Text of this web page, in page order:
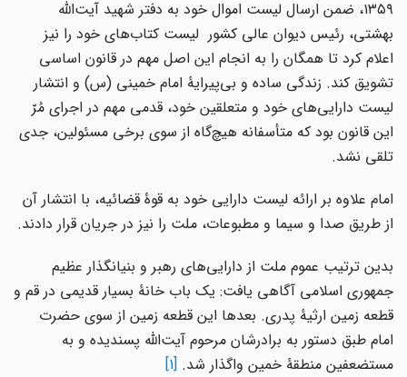
۱۳۵۹، ضمن ارسال لیست اموال خود به دفتر شهید آیت‌الله
بهشتی، رئیس دیوان عالی کشور لیست کتاب‌های خود را نیز
اعلام کرد تا همگان را به انجام این اصل مهم در قانون اساسی
تشویق کند. زندگی ساده و بی‌پیرایۀ امام خمینی (س) و انتشار
لیست دارایی‌های خود و متعلقین خود، قدمی مهم در اجرای مُرّ
این قانون بود که متأسفانه هیچ‌گاه از سوی برخی مسئولین، جدی
تلقی نشد.
امام علاوه بر ارائه لیست دارایی خود به قوۀ قضائیه، با انتشار آن
از طریق صدا و سیما و مطبوعات، ملت را نیز در جریان قرار دادند.
بدین ترتیب عموم ملت از دارایی‌های رهبر و بنیانگذار عظیم
جمهوری اسلامی آگاهی یافت: یک باب خانۀ بسیار قدیمی در قم و
قطعه زمین ارثیۀ پدری. بعدها این قطعه زمین از سوی حضرت
امام طبق دستور به برادرشان مرحوم آیت‌الله پسندیده و به
مستضعفین منطقۀ خمین واگذار شد.[1]